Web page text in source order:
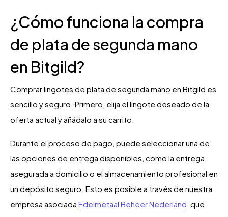
¿Cómo funciona la compra
de plata de segunda mano
en Bitgild?
Comprar lingotes de plata de segunda mano en Bitgild es
sencillo y seguro. Primero, elija el lingote deseado de la
oferta actual y añádalo a su carrito.
Durante el proceso de pago, puede seleccionar una de
las opciones de entrega disponibles, como la entrega
asegurada a domicilio o el almacenamiento profesional en
un depósito seguro. Esto es posible a través de nuestra
empresa asociada Edelmetaal Beheer Nederland , que